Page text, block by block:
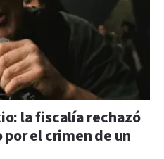
la fiscalía rechazó
el crimen de un